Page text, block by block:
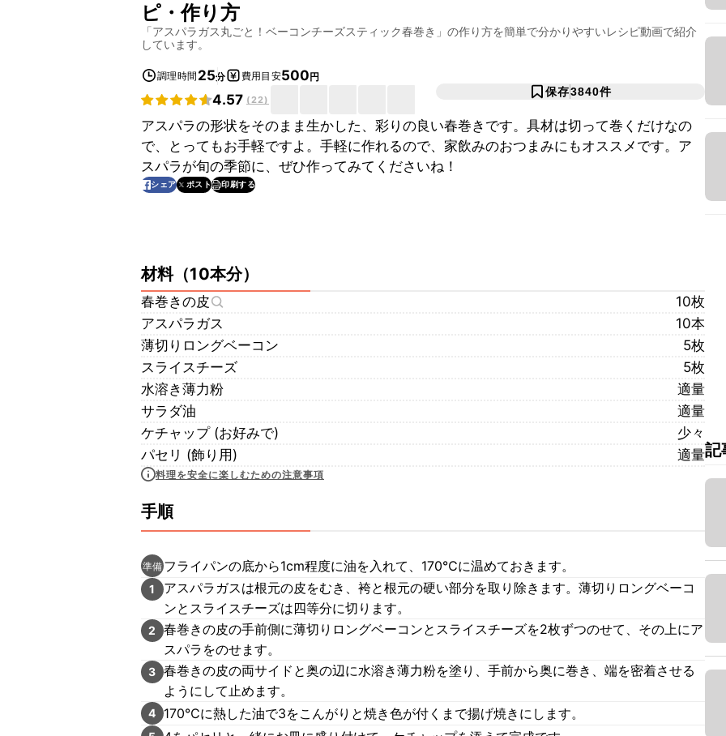
ピ・作り方
「アスパラガス丸ごと！ベーコンチーズスティック春巻き 」の作り方を簡単で分かりやすいレシピ動画で紹介
しています。
調理時間 25分 費用目安500円
4.57 (22)
保存3840件
アスパラの形状をそのまま生かした、彩りの良い春巻きです。具材は切って巻くだけなの
で、とってもお手軽ですよ。手軽に作れるので、家飲みのおつまみにもオススメです。ア
スパラが旬の季節に、ぜひ作ってみてくださいね！
シェア ポスト 印刷する
材料（10本分）
春巻きの皮
10枚
アスパラガス
10本
薄切りロングベーコン
5枚
スライスチーズ
5枚
水溶き薄力粉
適量
サラダ油
適量
ケチャップ (お好みで)
少々
パセリ (飾り用)
適量
料理を安全に楽しむための注意事項
手順
準備 フライパンの底から1cm程度に油を入れて、170℃に温めておきます。
1
アスパラガスは根元の皮をむき、袴と根元の硬い部分を取り除きます。薄切りロングベーコ
ンとスライスチーズは四等分に切ります。
2
春巻きの皮の手前側に薄切りロングベーコンとスライスチーズを2枚ずつのせて、その上にア
スパラをのせます。
3 春巻きの皮の両サイドと奥の辺に水溶き薄力粉を塗り、手前から奥に巻き、端を密着させる
ようにして止めます。
4 170℃に熱した油で3をこんがりと焼き色が付くまで揚げ焼きにします。
記